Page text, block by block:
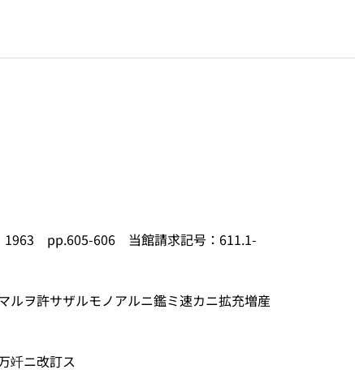
pp.605-606 当館請求記号：611.1-
ヲ許サザルモノアルニ鑑ミ速カニ拡充増産
竏ニ改訂ス